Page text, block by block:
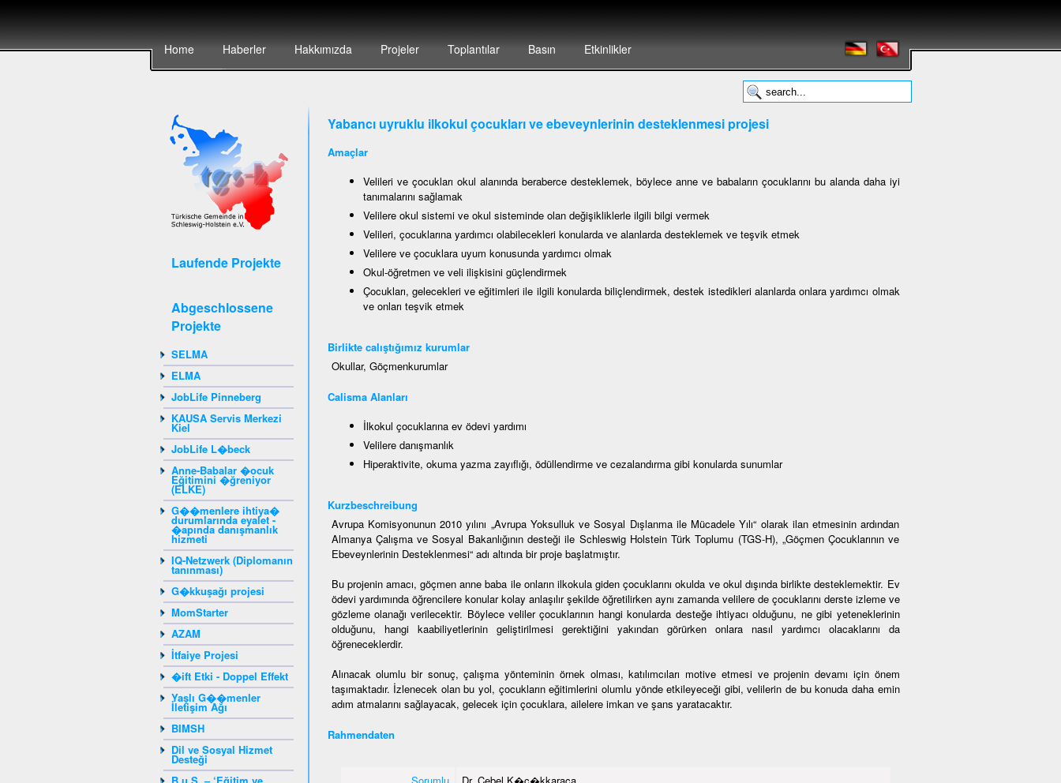
Home Haberler Hakkımızda Projeler Toplantılar Basın Etkinlikler
Laufende Projekte
Abgeschlossene
Projekte
SELMA
ELMA
JobLife Pinneberg
KAUSA Servis Merkezi
Kiel
JobLife L�beck
Anne-Babalar �ocuk
Eğitimini �ğreniyor
(ELKE)
G��menlere ihtiya�
durumlarında eyalet -
�apında danışmanlık
hizmeti
IQ-Netzwerk (Diplomanın
tanınması)
G�kkuşağı projesi
MomStarter
AZAM
İtfaiye Projesi
�ift Etki - Doppel Effekt
Yaşlı G��menler
İletişim Ağı
BIMSH
Dil ve Sosyal Hizmet
Desteği
Yabancı uyruklu ilkokul çocukları ve ebeveynlerinin desteklenmesi projesi
Amaçlar
Velileri ve çocukları okul alanında beraberce desteklemek, böylece anne ve babaların çocuklarını bu alanda daha iyi
tanımalarını sağlamak
Velilere okul sistemi ve okul sisteminde olan değişikliklerle ilgili bilgi vermek
Velileri, çocuklarına yardımcı olabilecekleri konularda ve alanlarda desteklemek ve teşvik etmek
Velilere ve çocuklara uyum konusunda yardımcı olmak
Okul-öğretmen ve veli ilişkisini güçlendirmek
Çocukları, gelecekleri ve eğitimleri ile ilgili konularda biliçlendirmek, destek istedikleri alanlarda onlara yardımcı olmak
ve onları teşvik etmek
Birlikte calıştığımız kurumlar
Okullar, Göçmenkurumlar
Calisma Alanları
İlkokul çocuklarına ev ödevi yardımı
Velilere danışmanlık
Hiperaktivite, okuma yazma zayıflığı, ödüllendirme ve cezalandırma gibi konularda sunumlar
Kurzbeschreibung
Avrupa Komisyonunun 2010 yılını „Avrupa Yoksulluk ve Sosyal Dışlanma ile Mücadele Yılı“ olarak ilan etmesinin ardından
Almanya Çalışma ve Sosyal Bakanlığının desteği ile Schleswig Holstein Türk Toplumu (TGS-H), „Göçmen Çocuklarının ve
Ebeveynlerinin Desteklenmesi“ adı altında bir proje başlatmıştır.
Bu projenin amacı, göçmen anne baba ile onların ilkokula giden çocuklarını okulda ve okul dışında birlikte desteklemektir. Ev
ödevi yardımında öğrencilere konular kolay anlaşılır şekilde öğretilirken aynı zamanda velilere de çocuklarını derste izleme ve
gözleme olanağı verilecektir. Böylece veliler çocuklarının hangi konularda desteğe ihtiyacı olduğunu, ne gibi yeteneklerinin
olduğunu, hangi kaabiliyetlerinin geliştirilmesi gerektiğini yakından görürken onlara nasıl yardımcı olacaklarını da
öğreneceklerdir.
Alınacak olumlu bir sonuç, çalışma yönteminin örnek olması, katılımcıları motive etmesi ve projenin devamı için önem
taşımaktadır. İzlenecek olan bu yol, çocukların eğitimlerini olumlu yönde etkileyeceği gibi, velilerin de bu konuda daha emin
adım atmalarını sağlayacak, gelecek için çocuklara, ailelere imkan ve şans yaratacaktır.
Rahmendaten